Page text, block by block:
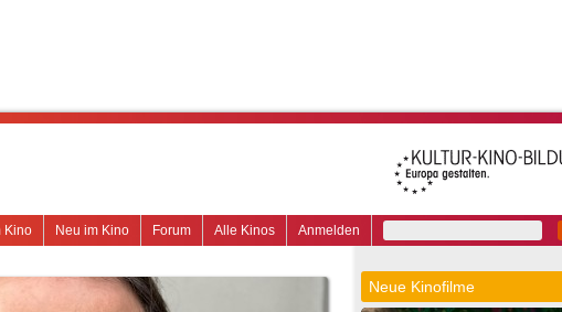
Anmelden
Alle Kinos
Forum
Neu im Kino
Kino
Neue Kinofilme